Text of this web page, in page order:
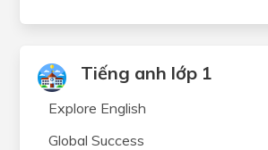
Tiếng anh lớp 1
Explore English
Global Success